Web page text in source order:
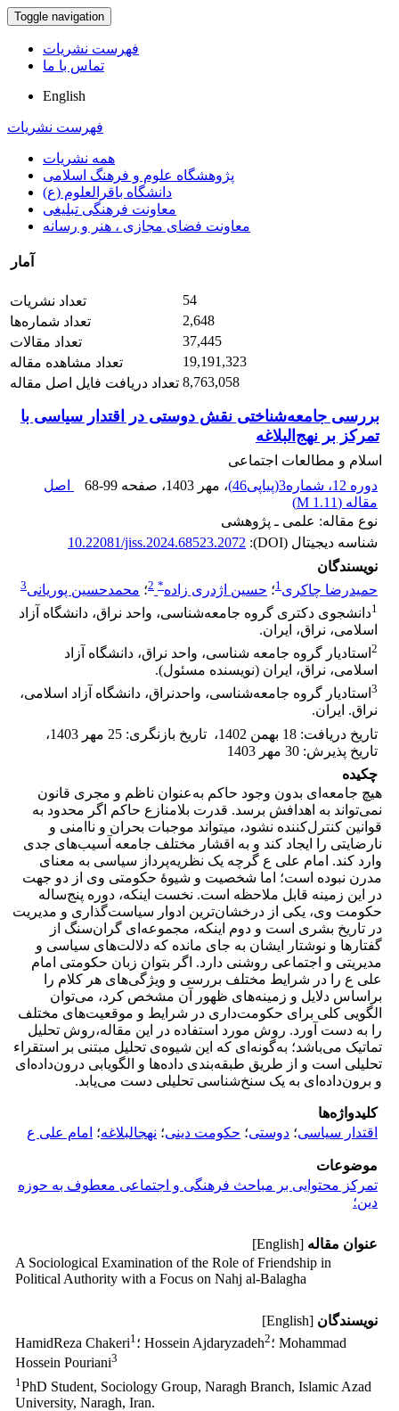
Toggle navigation
فهرست نشریات
تماس با ما
English
فهرست نشریات
همه نشریات
پژوهشگاه علوم و فرهنگ اسلامی
دانشگاه باقرالعلوم (ع)
معاونت فرهنگی تبلیغی
معاونت فضای مجازی ، هنر و رسانه
آمار
تعداد نشریات
54
تعداد شماره‌ها
2,648
تعداد مقالات
37,445
تعداد مشاهده مقاله
19,191,323
تعداد دریافت فایل اصل مقاله 8,763,058
بررسی جامعه‌شناختی نقش دوستی در اقتدار سیاسی با
تمرکز بر نهج‌البلاغه
اسلام و مطالعات اجتماعی
دوره 12، شماره3(پیاپی46)
، مهر 1403 ، صفحه 68-99
اصل
مقاله (1.11 M
)
نوع مقاله: علمی ـ پژوهشی
شناسه دیجیتال (DOI):
10.22081/jiss.2024.68523.2072
نویسندگان
حمیدرضا چاکری 1؛ حسین اژدری زاده*
2؛ محمدحسین پوریانی3
1دانشجوی دکتری گروه جامعه‌شناسی، واحد نراق، دانشگاه آزاد
اسلامی، نراق، ایران.
2 استادیار گروه جامعه‌ شناسی، واحد نراق، دانشگاه آزاد
اسلامی، نراق، ایران (نویسنده مسئول).
3 استادیار گروه جامعه‌شناسی، واحدنراق، دانشگاه آزاد اسلامی،
نراق. ایران.
تاریخ دریافت: 18 بهمن 1402 ، تاریخ بازنگری: 25 مهر 1403
،
تاریخ پذیرش: 30 مهر 1403
چکیده
هیچ جامعه‌ای بدون وجود حاکم به‌عنوان ناظم و مجری قانون
نمی‌تواند به اهدافش برسد. قدرت بلامنازع حاکم اگر محدود به
قوانین کنترل‌کننده نشود، می‎تواند موجبات بحران و ناامنی و
نارضایتی را ایجاد کند و به اقشار مختلف جامعه آسیب‌های جدی
وارد کند. امام علی ع گرچه یک نظریه‌پرداز سیاسی به معنای
مدرن نبوده است؛ اما شخصیت و شیوۀ حکومتی وی از دو جهت
در این زمینه قابل ملاحظه است. نخست اینکه، دوره پنج‌ساله
حکومت وی، یکی از درخشان‌ترین ادوار سیاست‌گذاری و مدیریت
در تاریخ بشری است و دوم اینکه، مجموعه‌ای گران‌سنگ از
گفتارها و نوشتار ایشان به جای مانده که دلالت‌های سیاسی و
مدیریتی و اجتماعی روشنی دارد. اگر بتوان زبان حکومتی امام
علی ع را در شرایط مختلف بررسی و ویژگی‌های هر کلام را
براساس دلایل و زمینه‌های ظهور آن مشخص کرد، می‌توان
الگویی کلی برای حکومت‌داری در شرایط و موقعیت‌های مختلف
را به دست آورد. روش مورد استفاده در این مقاله،روش تحلیل
تماتیک می‌باشد؛ به‌گونه‌ای که این شیوه‌ی تحلیل مبتنی بر استقراء
تحلیلی است و از طریق طبقه‌بندی داده‌ها و الگویابی درون‌داده‌ای
و برون‌داده‌ای به یک سنخ‌شناسی تحلیلی دست می‌یابد.
کلیدواژه‌ها
اقتدار سیاسی؛ دوستی؛ حکومت دینی؛ نهج‎البلاغه ؛ امام علی ع
موضوعات
تمرکز محتوایی بر مباحث فرهنگی و اجتماعی معطوف به حوزه
دین؛
عنوان مقاله [English]
A Sociological Examination of the Role of Friendship in
Political Authority with a Focus on Nahj al-Balagha
نویسندگان [English]
HamidReza Chakeri1 ؛ Hossein Ajdaryzadeh2؛ Mohammad
Hossein Pouriani3
1 PhD Student, Sociology Group, Naragh Branch, Islamic Azad
University, Naragh, Iran.